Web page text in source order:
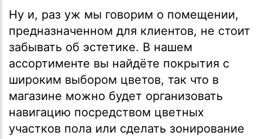
Ну и, раз уж мы говорим о помещении,
предназначенном для клиентов, не стоит
забывать об эстетике. В нашем
ассортименте вы найдёте покрытия с
широким выбором цветов, так что в
магазине можно будет организовать
навигацию посредством цветных
участков пола или сделать зонирование